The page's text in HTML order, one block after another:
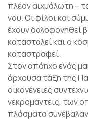
πλέον αιχμάλωτη –
νου. Οι φίλοι και
έχουν δολοφονηθεί
κατασταλεί και ο
καταστραφεί.
Στον απόηχο ενός
άρχουσα τάξη της
οικογένειες
νεκρομάντεις, των
πλάσματα